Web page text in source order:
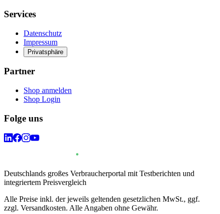
Services
Datenschutz
Impressum
Privatsphäre
Partner
Shop anmelden
Shop Login
Folge uns
Deutschlands großes Verbraucherportal mit Testberichten und
integriertem Preisvergleich
Alle Preise inkl. der jeweils geltenden gesetzlichen MwSt., ggf.
zzgl. Versandkosten. Alle Angaben ohne Gewähr.